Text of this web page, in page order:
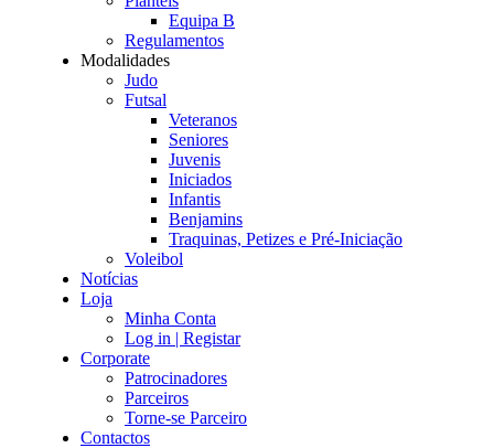
Equipa B
Regulamentos
Modalidades
Judo
Futsal
Veteranos
Seniores
Juvenis
Iniciados
Infantis
Benjamins
Traquinas, Petizes e Pré-Iniciação
Voleibol
Notícias
Loja
Minha Conta
Log in | Registar
Corporate
Patrocinadores
Parceiros
Torne-se Parceiro
Contactos